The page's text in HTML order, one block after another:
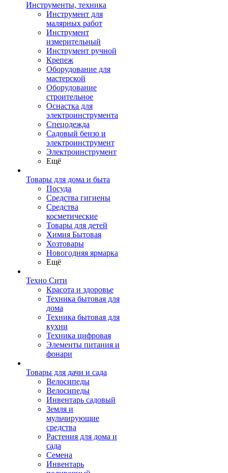
Инструменты, техника
Инструмент для
малярных работ
Инструмент
измерительный
Инструмент ручной
Крепеж
Оборудование для
мастерской
Оборудование
строительное
Оснастка для
электроинструмента
Спецодежда
Садовый бензо и
электроинструмент
Электроинструмент
Ещё
Товары для дома и быта
Посуда
Средства гигиены
Средства
косметические
Товары для детей
Химия Бытовая
Хозтовары
Новогодняя ярмарка
Ещё
Техно Сити
Красота и здоровье
Техника бытовая для
дома
Техника бытовая для
кухни
Техника цифровая
Элементы питания и
фонари
Товары для дачи и сада
Велосипеды
Велосипеды
Инвентарь садовый
Земля и
мульчирующие
средства
Растения для дома и
сада
Семена
Инвентарь